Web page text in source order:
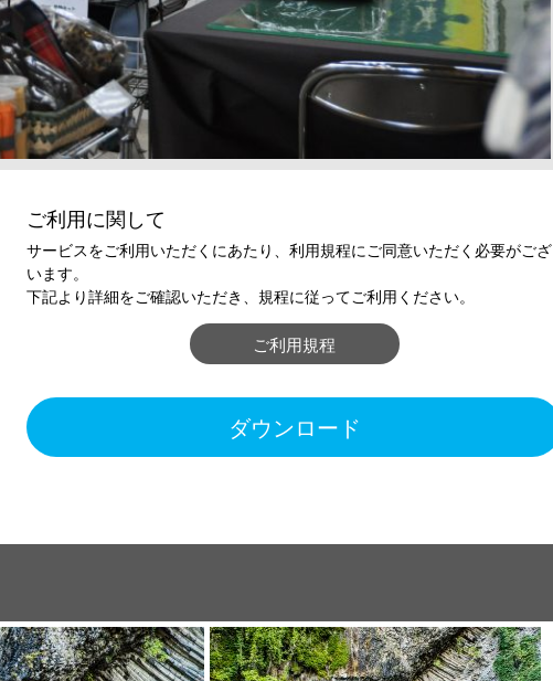
ご利用に関して
サービスをご利用いただくにあたり、利用規程にご同意いただく必要がござ
います。
下記より詳細をご確認いただき、規程に従ってご利用ください。
ご利用規程
ダウンロード